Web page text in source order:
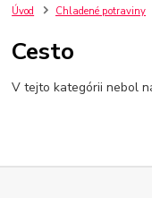
Úvod Chladené potraviny
Cesto
V tejto kategórii nebol